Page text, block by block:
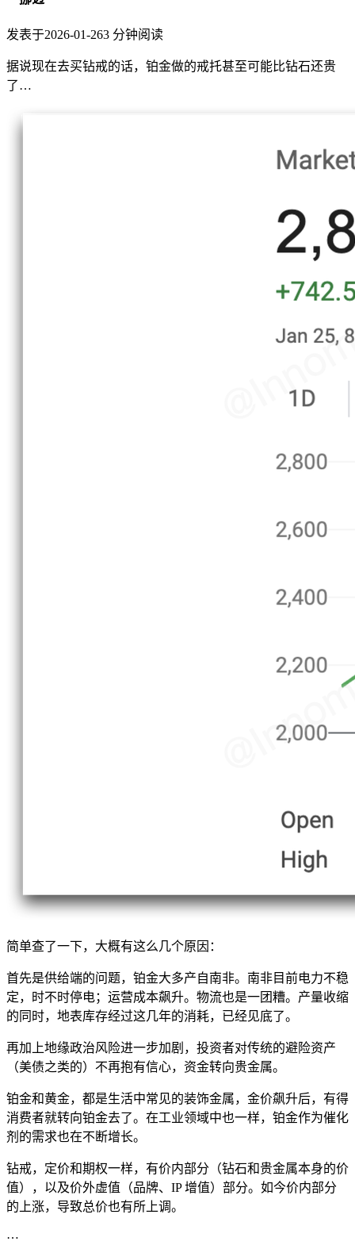
发表于2026-01-263 分钟阅读
据说现在去买钻戒的话，铂金做的戒托甚至可能比钻石还贵
了…
简单查了一下，大概有这么几个原因：
首先是供给端的问题，铂金大多产自南非。南非目前电力不稳
定，时不时停电；运营成本飙升。物流也是一团糟。产量收缩
的同时，地表库存经过这几年的消耗，已经见底了。
再加上地缘政治风险进一步加剧，投资者对传统的避险资产
（美债之类的）不再抱有信心，资金转向贵金属。
铂金和黄金，都是生活中常见的装饰金属，金价飙升后，有得
消费者就转向铂金去了。在工业领域中也一样，铂金作为催化
剂的需求也在不断增长。
钻戒，定价和期权一样，有价内部分（钻石和贵金属本身的价
值），以及价外虚值（品牌、IP 增值）部分。如今价内部分
的上涨，导致总价也有所上调。
…